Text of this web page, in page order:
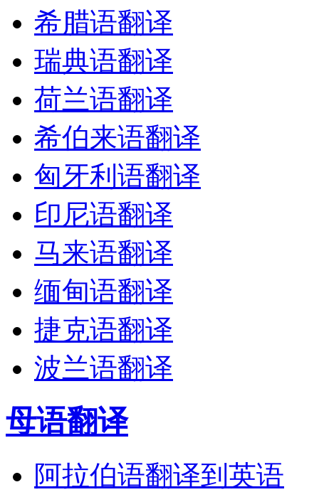
希腊语翻译
瑞典语翻译
荷兰语翻译
希伯来语翻译
匈牙利语翻译
印尼语翻译
马来语翻译
缅甸语翻译
捷克语翻译
波兰语翻译
母语翻译
阿拉伯语翻译到英语